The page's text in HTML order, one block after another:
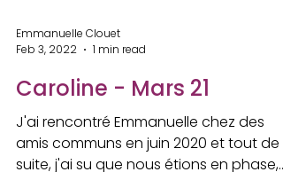
Feb 3, 2022
1 min read
Caroline - Mars 21
J'ai rencontré Emmanuelle chez des